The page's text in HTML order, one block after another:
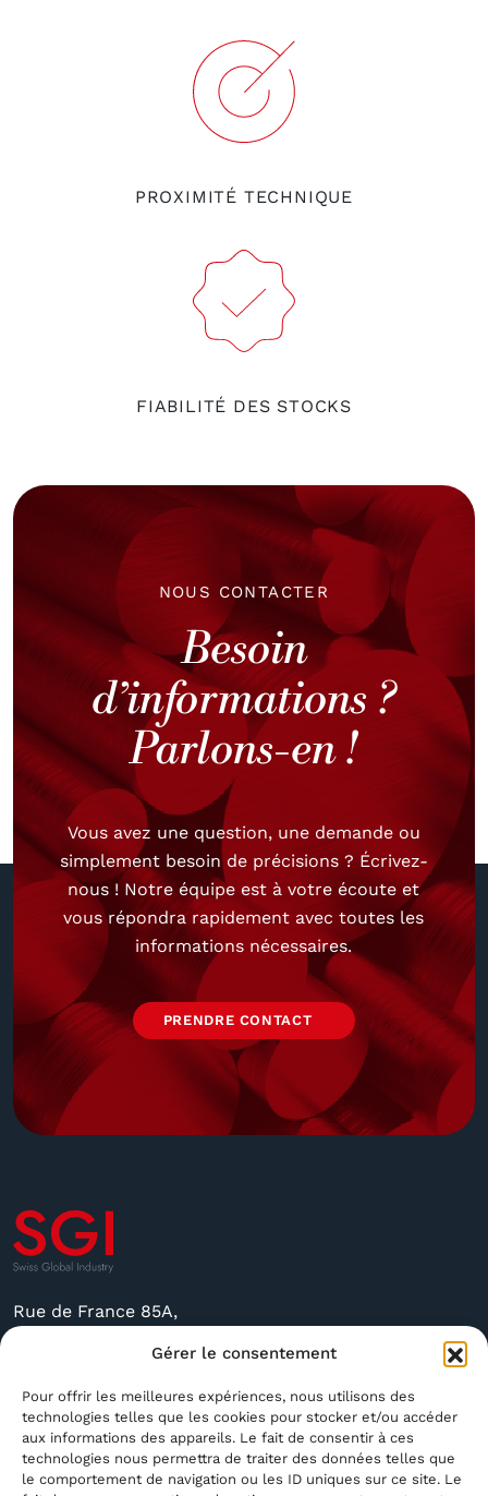
Gérer le consentement
Pour offrir les meilleures expériences, nous utilisons des
technologies telles que les cookies pour stocker et/ou accéder
aux informations des appareils. Le fait de consentir à ces
technologies nous permettra de traiter des données telles que
le comportement de navigation ou les ID uniques sur ce site. Le
PROXIMITÉ TECHNIQUE
FIABILITÉ DES STOCKS
NOUS CONTACTER
Besoin
d’informations ?
Parlons-en !
Vous avez une question, une demande ou
simplement besoin de précisions ? Écrivez-
nous ! Notre équipe est à votre écoute et
vous répondra rapidement avec toutes les
informations nécessaires.
PRENDRE CONTACT
Rue de France 85A,
sgi@sgindustry.ch
+41 79 591 4756
Ouvert du Lundi au Vendredi de 8 h 30 à 16 h